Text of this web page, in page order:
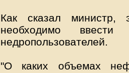
Как сказал министр,
необходимо
недропользователей.
"О каких объемах